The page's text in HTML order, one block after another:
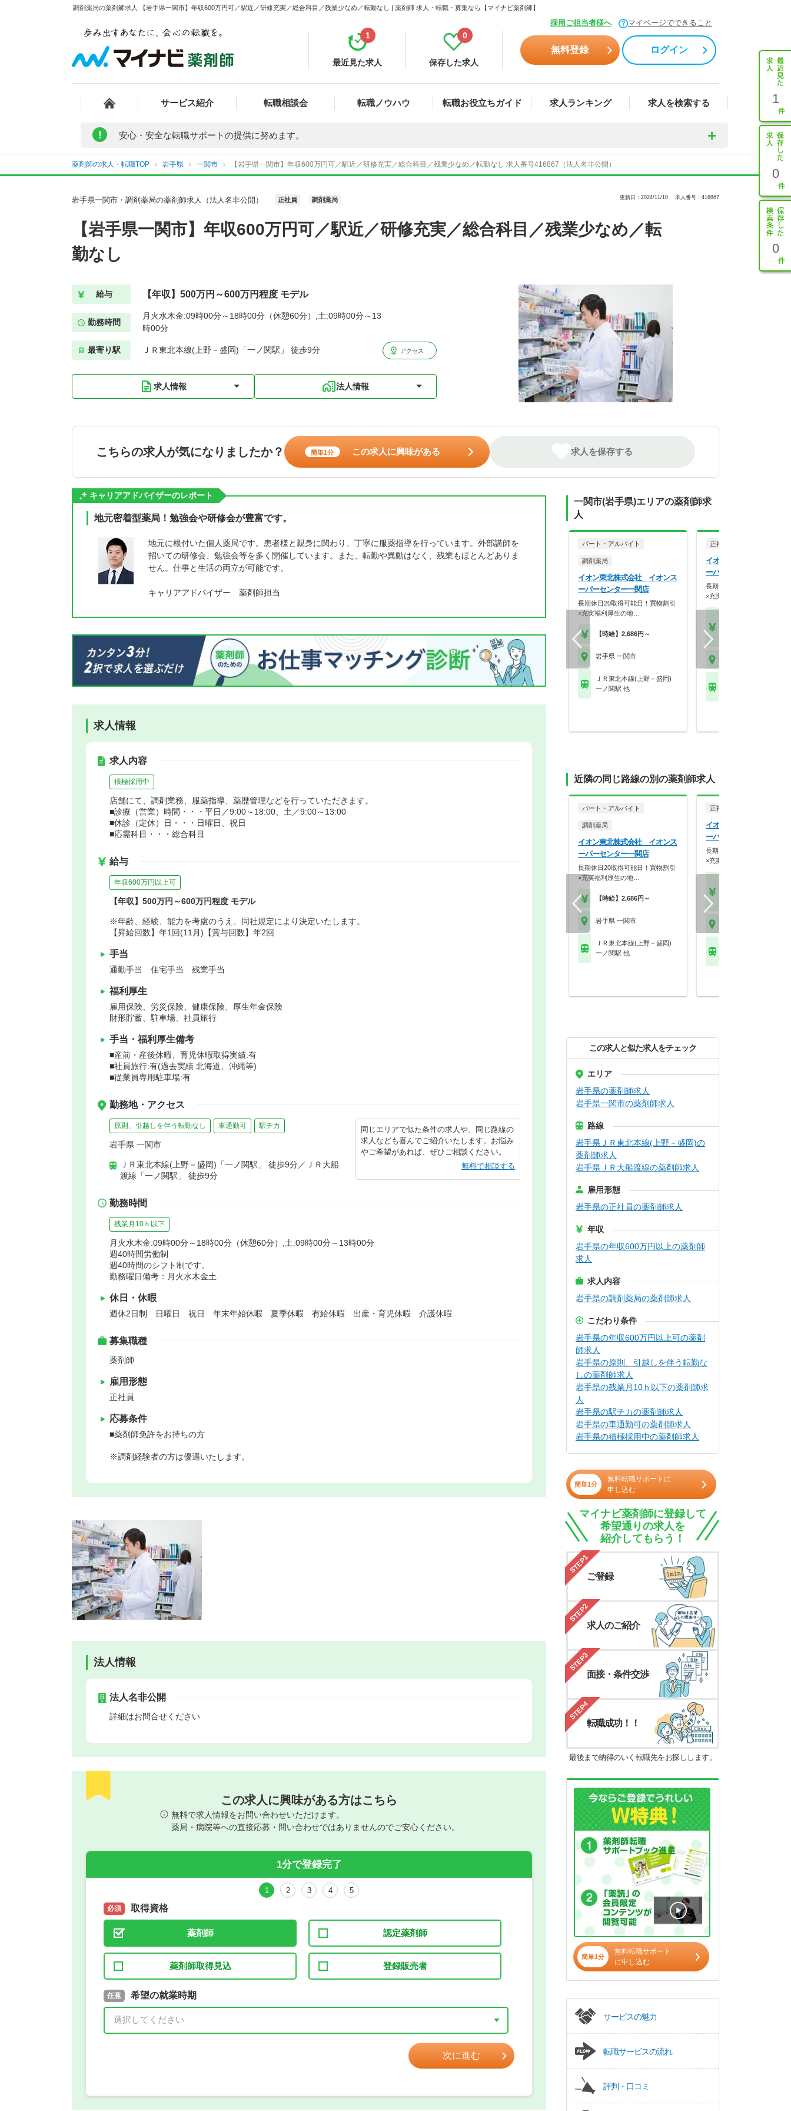
調剤薬局の薬剤師求人 【岩手県一関市】年収600万円可／駅近／研修充実／総合科目／残業少なめ／転勤なし | 薬剤師 求人・転職・募集なら【マイナビ薬剤師】
採用ご担当者様へ マイページでできること
最近見た求人
1
保存した求人
0
無料登録 ログイン
サービス紹介 転職相談会 転職ノウハウ 転職お役立ちガイド 求人ランキング 求人を検索する 1
0
0
! 安心・安全な転職サポートの提供に努めます。
薬剤師の求人・転職TOP 岩手県 一関市 【岩手県一関市】年収600万円可／駅近／研修充実／総合科目／残業少なめ／転勤なし 求人番号416867（法人名非公開）
岩手県一関市・調剤薬局の薬剤師求人（法人名非公開） 正社員 調剤薬局 更新日：2024/11/10 求人番号：416867
【岩手県一関市】年収600万円可／駅近／研修充実／総合科目／残業少なめ／転
勤なし
給与 【年収】500万円～600万円程度 モデル
勤務時間
月火水木金:09時00分～18時00分（休憩60分）,土:09時00分～13
時00分
最寄り駅 ＪＲ東北本線(上野－盛岡)「一ノ関駅」 徒歩9分 アクセス
求人情報 法人情報
こちらの求人が気になりましたか？ 簡単1分 この求人に興味がある 求人を保存する
キャリアアドバイザーのレポート
地元密着型薬局！勉強会や研修会が豊富です。
地元に根付いた個人薬局です。患者様と親身に関わり、丁寧に服薬指導を行っています。外部講師を
招いての研修会、勉強会等を多く開催しています。また、転勤や異動はなく、残業もほとんどありま
せん。仕事と生活の両立が可能です。
キャリアアドバイザー 薬剤師担当
求人情報
求人内容
積極採用中
店舗にて、調剤業務、服薬指導、薬歴管理などを行っていただきます。
■診療（営業）時間・・・平日／9:00～18:00、土／9:00～13:00
■休診（定休）日・・・日曜日、祝日
■応需科目・・・総合科目
給与
年収600万円以上可
【年収】500万円～600万円程度 モデル
※年齢、経験、能力を考慮のうえ、同社規定により決定いたします。
【昇給回数】年1回(11月)【賞与回数】年2回
手当
通勤手当 住宅手当 残業手当
福利厚生
雇用保険、労災保険、健康保険、厚生年金保険
財形貯蓄、駐車場、社員旅行
手当・福利厚生備考
■産前・産後休暇、育児休暇取得実績:有
■社員旅行:有(過去実績 北海道、沖縄等)
■従業員専用駐車場:有
勤務地・アクセス
原則、引越しを伴う転勤なし 車通勤可 駅チカ
岩手県 一関市
ＪＲ東北本線(上野－盛岡)「一ノ関駅」 徒歩9分／ＪＲ大船
渡線「一ノ関駅」 徒歩9分
同じエリアで似た条件の求人や、同じ路線の
求人なども喜んでご紹介いたします。お悩み
やご希望があれば、ぜひご相談ください。
無料で相談する
勤務時間
残業月10ｈ以下
月火水木金:09時00分～18時00分（休憩60分）,土:09時00分～13時00分
週40時間労働制
週40時間のシフト制です。
勤務曜日備考：月火水木金土
休日・休暇
週休2日制 日曜日 祝日 年末年始休暇 夏季休暇 有給休暇 出産・育児休暇 介護休暇
募集職種
薬剤師
雇用形態
正社員
応募条件
■薬剤師免許をお持ちの方
※調剤経験者の方は優遇いたします。
法人情報
法人名非公開
詳細はお問合せください
この求人に興味がある方はこちら
無料で求人情報をお問い合わせいただけます。
薬局・病院等への直接応募・問い合わせではありませんのでご安心ください。
1分で登録完了
1 2 3 4 5
必須 取得資格
薬剤師 認定薬剤師
薬剤師取得見込 登録販売者
必須 取得予定年
年 3月
任意 希望の就業時期
希望の働き方
正社員
パート(週4日～5日)
次に進む
一関市(岩手県)エリアの薬剤師求
人
パート・アルバイト
調剤薬局
イオン東北株式会社 イオンス
ーパーセンター一関店
長期休日20取得可能日！買物割引
×充実福利厚生の地…
【時給】2,686円～
岩手県 一関市
ＪＲ東北本線(上野－盛岡)
一ノ関駅 他
正社員
イオン東北株式会社 イ
ーパーセンター一関店
長期休日20取得可能日！買
×充実福利厚生の地…
近隣の同じ路線の別の薬剤師求人
パート・アルバイト
調剤薬局
イオン東北株式会社 イオンス
ーパーセンター一関店
長期休日20取得可能日！買物割引
×充実福利厚生の地…
【時給】2,686円～
岩手県 一関市
ＪＲ東北本線(上野－盛岡)
一ノ関駅 他
正社員
イオン東北株式会社 イ
ーパーセンター一関店
長期休日20取得可能日！買
×充実福利厚生の地…
この求人と似た求人をチェック
エリア
岩手県の薬剤師求人
岩手県一関市の薬剤師求人
路線
岩手県ＪＲ東北本線(上野－盛岡)の
薬剤師求人
岩手県ＪＲ大船渡線の薬剤師求人
雇用形態
岩手県の正社員の薬剤師求人
年収
岩手県の年収600万円以上の薬剤師
求人
求人内容
岩手県の調剤薬局の薬剤師求人
こだわり条件
岩手県の年収600万円以上可の薬剤
師求人
岩手県の原則、引越しを伴う転勤な
しの薬剤師求人
岩手県の残業月10ｈ以下の薬剤師求
人
岩手県の駅チカの薬剤師求人
岩手県の車通勤可の薬剤師求人
岩手県の積極採用中の薬剤師求人
簡単1分
無料転職サポートに
申し込む
マイナビ薬剤師に登録して
希望通りの求人を
紹介してもらう！
STEP1
ご登録
STEP2
求人のご紹介
STEP3
面接・条件交渉
STEP4
転職成功！！
最後まで納得のいく転職先をお探しします。
簡単1分
無料転職サポート
に申し込む
サービスの魅力
転職サービスの流れ
評判・口コミ